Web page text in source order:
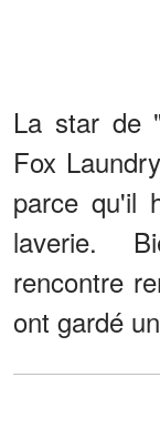
La star de
Fox
parce qu'il
laverie.
rencontre
ont gardé